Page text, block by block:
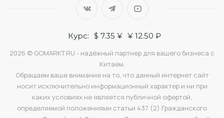
Курс: $ 7.35 ¥ ¥ 12.50 ₽
2026 © GOMARKT.RU - надёжный партнер для вашего бизнеса с
Китаем.
Обращаем ваше внимание на то, что данный интернет сайт
носит исключительно информационный характер и ни при
каких условиях не является публичной офертой,
определяемой положениями статьи 437 (2) Гражданского